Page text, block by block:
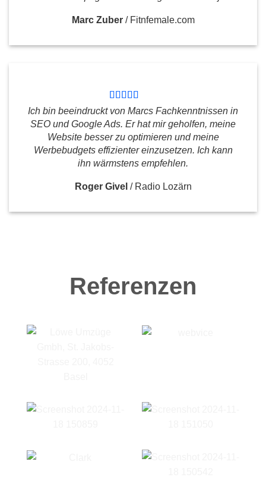
Marc Zuber / Fitnfemale.com
Ich bin beeindruckt von Marcs Fachkenntnissen in
SEO und Google Ads. Er hat mir geholfen, meine
Website besser zu optimieren und meine
Werbebudgets effizienter einzusetzen. Ich kann
ihn wärmstens empfehlen.
Roger Givel / Radio Lozärn
Referenzen